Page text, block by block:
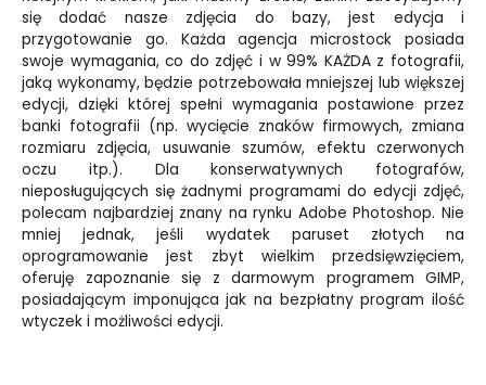
się dodać nasze zdjęcia do bazy, jest edycja i
przygotowanie go. Każda agencja microstock posiada
swoje wymagania, co do zdjęć i w 99% KAŻDA z fotografii,
jaką wykonamy, będzie potrzebowała mniejszej lub większej
edycji, dzięki której spełni wymagania postawione przez
banki fotografii (np. wycięcie znaków firmowych, zmiana
rozmiaru zdjęcia, usuwanie szumów, efektu czerwonych
oczu itp.). Dla konserwatywnych fotografów,
nieposługujących się żadnymi programami do edycji zdjęć,
polecam najbardziej znany na rynku Adobe Photoshop. Nie
mniej jednak, jeśli wydatek paruset złotych na
oprogramowanie jest zbyt wielkim przedsięwzięciem,
oferuję zapoznanie się z darmowym programem GIMP,
posiadającym imponująca jak na bezpłatny program ilość
wtyczek i możliwości edycji.